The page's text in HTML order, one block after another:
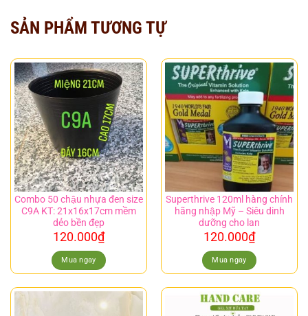
SẢN PHẨM TƯƠNG TỰ
Combo 50 chậu nhựa đen size
C9A KT: 21x16x17cm mềm
dẻo bền đẹp
120.000₫
Mua ngay
Superthrive 120ml hàng chính
hãng nhập Mỹ – Siêu dinh
dưỡng cho lan
120.000₫
Mua ngay